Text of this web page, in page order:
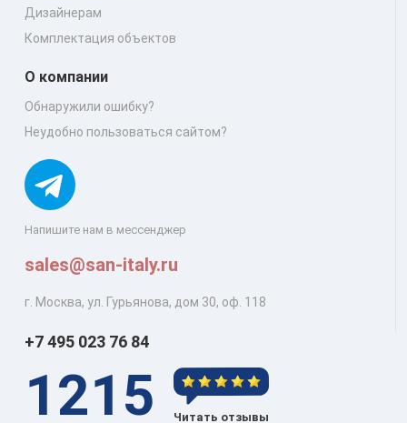
Напишите нам в мессенджер
sales@san-italy.ru
г. Москва, ул. Гурьянова, дом 30, оф. 118
Дизайнерам
Комплектация объектов
О компании
Обнаружили ошибку?
Неудобно пользоваться сайтом?
+7 495 023 76 84
1215 Читать отзывы